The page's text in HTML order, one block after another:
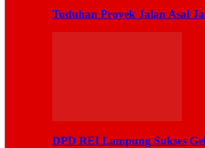
Tuduhan Proyek Jalan Asal
DPD REI Lampung Sukses